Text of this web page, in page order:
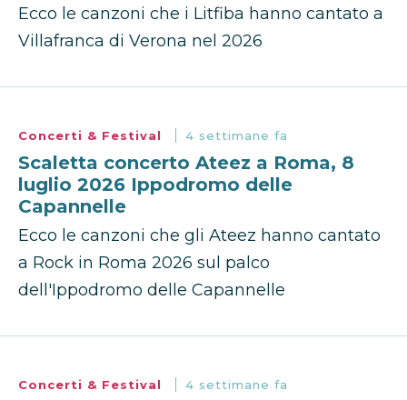
Ecco le canzoni che i Litfiba hanno cantato a
Villafranca di Verona nel 2026
Concerti & Festival 4 settimane fa
Scaletta concerto Ateez a Roma, 8
luglio 2026 Ippodromo delle
Capannelle
Ecco le canzoni che gli Ateez hanno cantato
a Rock in Roma 2026 sul palco
dell'Ippodromo delle Capannelle
Concerti & Festival 4 settimane fa